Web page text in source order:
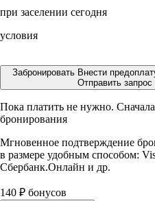
при заселении сегодня
условия
Забронировать Внести
Отправить запрос
Пока платить не нужно.
бронирования
Мгновенное подтверждение
в размере удобным способом:
Сбербанк.Онлайн и др.
140 ₽ бонусов